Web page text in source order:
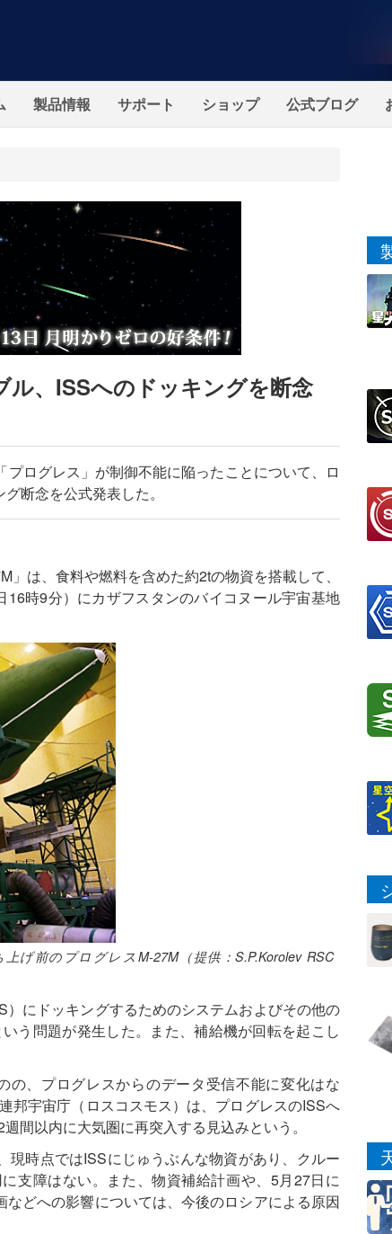
製品情報 サポート ショップ 公式ブログ
、ISSへのドッキングを断念
ログレス」が制御不能に陥ったことについて、ロ
断念を公式発表した。
は、食料や燃料を含めた約2tの物資を搭載して、
時9分）にカザフスタンのバイコヌール宇宙基地
げ前のプログレスM-27M（提供：S.P.Korolev RSC
にドッキングするためのシステムおよびその他の
う問題が発生した。また、補給機が回転を起こし
、プログレスからのデータ受信不能に変化はな
邦宇宙庁（ロスコスモス）は、プログレスのISSへ
間以内に大気圏に再突入する見込みという。
時点ではISSにじゅうぶんな物資があり、クルー
支障はない。また、物資補給計画や、5月27日に
どへの影響については、今後のロシアによる原因